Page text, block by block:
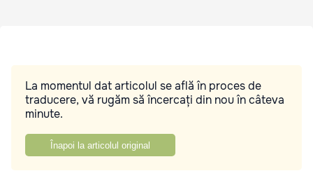
La momentul dat articolul se află în proces de
traducere, vă rugăm să încercați din nou în câteva
minute.
Înapoi la articolul original